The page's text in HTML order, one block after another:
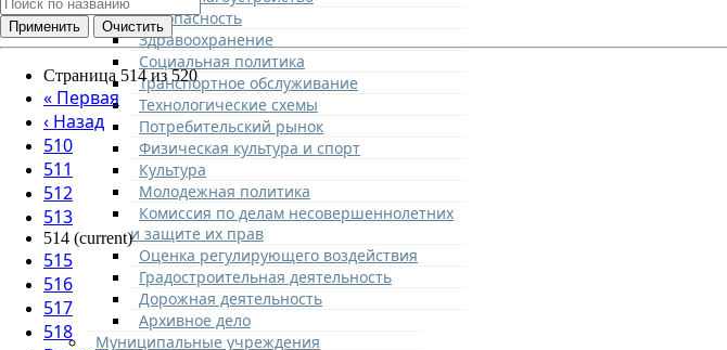
Безопасность
Здравоохранение
Социальная политика
Транспортное обслуживание
Технологические схемы
Потребительский рынок
Физическая культура и спорт
Культура
Молодежная политика
Комиссия по делам несовершеннолетних
и защите их прав
Оценка регулирующего воздействия
Градостроительная деятельность
Дорожная деятельность
Архивное дело
Муниципальные учреждения
Страница 514 из 520
« Первая
‹ Назад
510
511
512
513
514 (current)
515
516
517
518